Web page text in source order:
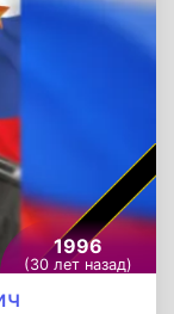
1996
(30 лет назад)